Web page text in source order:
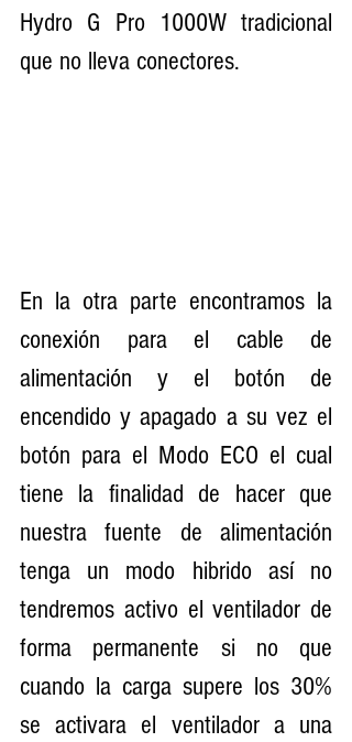
Hydro G Pro 1000W tradicional
que no lleva conectores.
En la otra parte encontramos la
conexión para el cable de
alimentación y el botón de
encendido y apagado a su vez el
botón para el Modo ECO el cual
tiene la finalidad de hacer que
nuestra fuente de alimentación
tenga un modo hibrido así no
tendremos activo el ventilador de
forma permanente si no que
cuando la carga supere los 30%
se activara el ventilador a una